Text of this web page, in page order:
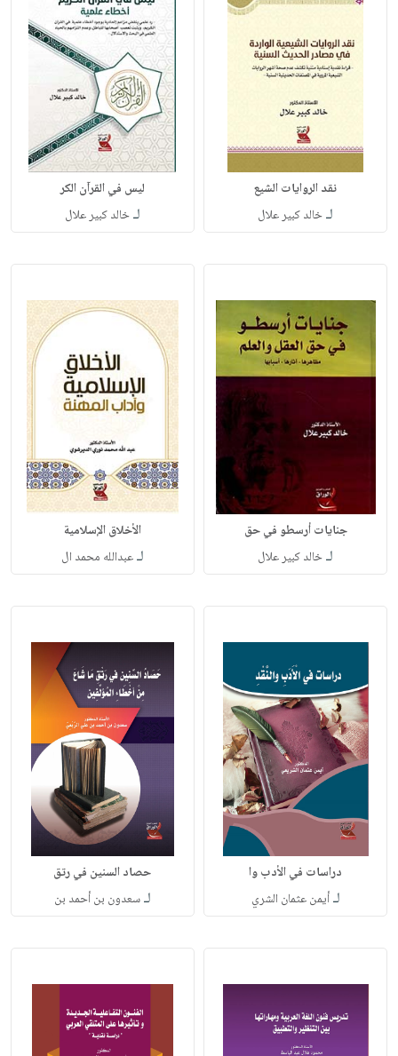
نقد الروايات الشيع
لـخالد كبير علال
ليس في القرآن الكر
لـخالد كبير علال
جنايات أرسطو في حق
لـخالد كبير علال
الأخلاق الإسلامية
لـعبدالله محمد ال
دراسات في الأدب وا
لـأيمن عثمان الشري
حصاد السنين في رتق
لـسعدون بن أحمد بن